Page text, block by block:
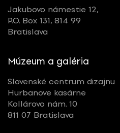
Jakubovo námestie 12,
P.O. Box 131, 814 99
Bratislava
Múzeum a galéria
Slovenské centrum dizajnu
Hurbanove kasárne
Kollárovo nám. 10
811 07 Bratislava